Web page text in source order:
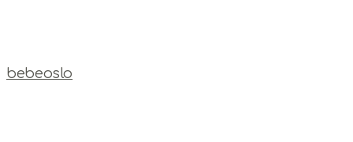
bebeoslo